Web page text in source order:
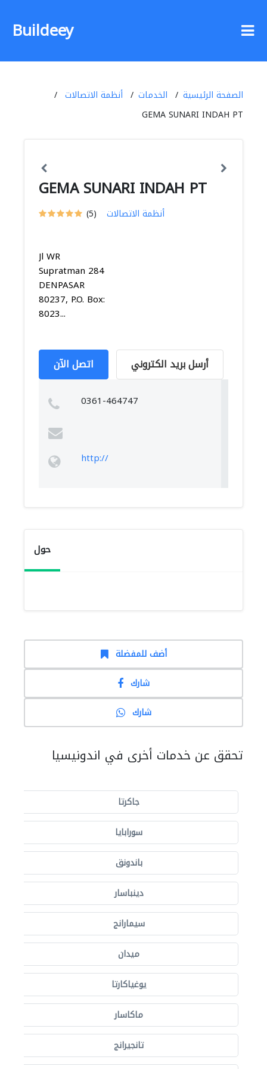
Buildeey
الصفحة الرئيسية الخدمات
أنظمة الاتصالات
GEMA SUNARI INDAH PT
GEMA SUNARI INDAH PT
(5) أنظمة الاتصالات
Jl WR
Supratman 284
DENPASAR
80237, P.O. Box:
8023...
اتصل الآن أرسل بريد الكتروني
0361-464747
http://
حول
أضف للمفضلة
شارك
شارك
تحقق عن خدمات أخرى في اندونيسيا
جاكرتا
سورابايا
باندونق
دينباسار
سيمارانج
ميدان
يوغياكارتا
ماكاسار
تانجيرانج